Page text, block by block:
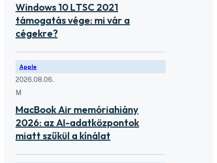
Windows 10 LTSC 2021
támogatás vége: mi vár a
cégekre?
Apple
2026.08.06.
M
MacBook Air memóriahiány
2026: az AI-adatközpontok
miatt szűkül a kínálat